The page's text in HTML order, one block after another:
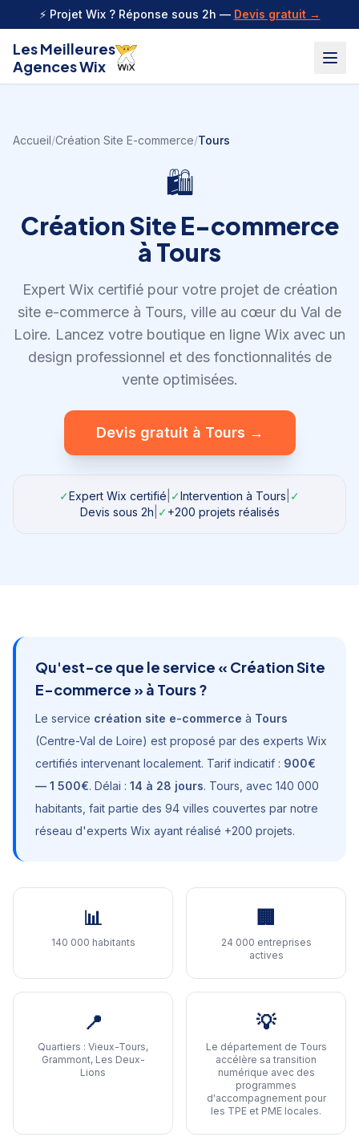
Aller au contenu
⚡ Projet Wix ? Réponse sous 2h — Devis gratuit →
Les Meilleures
Agences Wix
Accueil/Création Site E-commerce/Tours
🛍️
Création Site E-commerce
à Tours
Expert Wix certifié pour votre projet de création
site e-commerce à Tours, ville au cœur du Val de
Loire. Lancez votre boutique en ligne Wix avec un
design professionnel et des fonctionnalités de
vente optimisées.
Devis gratuit à Tours →
✓Expert Wix certifié ✓Intervention à Tours ✓
Devis sous 2h ✓+200 projets réalisés
Qu'est-ce que le service « Création Site
E-commerce » à Tours?
Le service création site e-commerce à Tours
(Centre-Val de Loire) est proposé par des experts Wix
certifiés intervenant localement. Tarif indicatif : 900€
— 1 500€. Délai : 14 à 28 jours. Tours , avec 140 000
habitants , fait partie des 94 villes couvertes par notre
réseau d'experts Wix ayant réalisé +200 projets.
📊
140 000 habitants
🏢
24 000 entreprises
actives
📍
Quartiers : Vieux-Tours,
Grammont, Les Deux-
Lions
💡
Le département de Tours
accélère sa transition
numérique avec des
programmes
d'accompagnement pour
les TPE et PME locales.